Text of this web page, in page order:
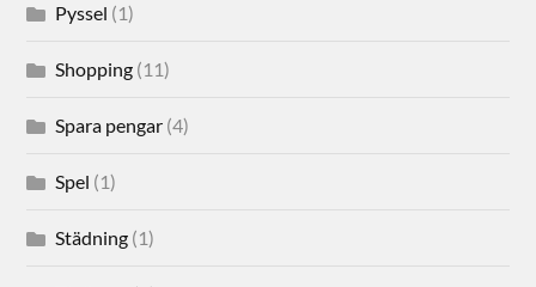
Pyssel (1)
Shopping (11)
Spara pengar (4)
Spel (1)
Städning (1)